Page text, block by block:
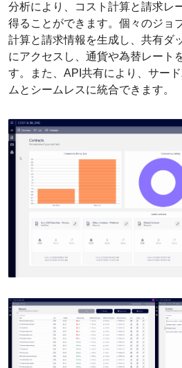
分析により、コスト計算と請求レ
得ることができます。個々のジョ
計算と請求情報を生成し、共有ダ
にアクセスし、通貨や為替レート
す。また、API共有により、サー
ムとシームレスに統合できます。